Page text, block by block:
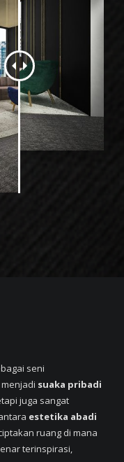
seni
suaka pribadi
juga sangat
estetika abadi
ruang di mana
terinspirasi,